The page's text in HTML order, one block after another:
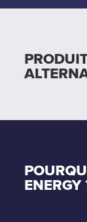
ENERGY